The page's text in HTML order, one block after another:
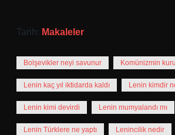
Tarih: Makaleler
Bolşevikler neyi savunur Komünizmin
Lenin kaç yıl iktidarda kaldı Lenin kimdir
Lenin kimi devirdi Lenin mumyalandı mı
Lenin Türklere ne yaptı Lenincilik nedir